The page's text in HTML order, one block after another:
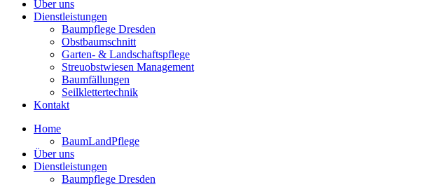
Über uns
Dienstleistungen
Baumpflege Dresden
Obstbaumschnitt
Garten- & Landschaftspflege
Streuobstwiesen Management
Baumfällungen
Seilklettertechnik
Kontakt
Home
BaumLandPflege
Über uns
Dienstleistungen
Baumpflege Dresden